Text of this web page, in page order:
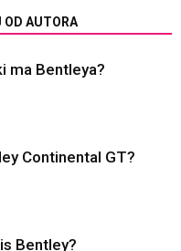
OD AUTORA
ma Bentleya?
Continental GT?
Bentley?